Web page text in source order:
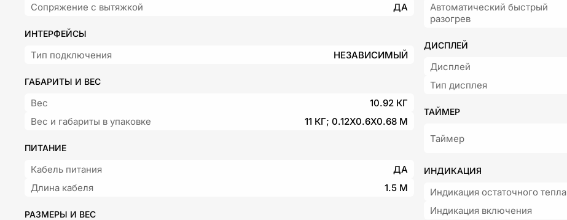
Сопряжение с вытяжкой ДА
ИНТЕРФЕЙСЫ
Тип подключения НЕЗАВИСИМЫЙ
ГАБАРИТЫ И ВЕС
Вес
10.92 КГ
Вес и габариты в упаковке
11 КГ; 0.12X0.6X0.68 М
ПИТАНИЕ
Кабель питания
ДА
Длина кабеля
1.5 М
РАЗМЕРЫ И ВЕС
Автоматический быстрый
разогрев
ДИСПЛЕЙ
Дисплей
Тип дисплея
ТАЙМЕР
Таймер
ИНДИКАЦИЯ
Индикация остаточного тепла
Индикация включения